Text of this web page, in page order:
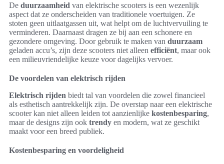
De duurzaamheid van elektrische scooters is een wezenlijk
aspect dat ze onderscheiden van traditionele voertuigen. Ze
stoten geen uitlaatgassen uit, wat helpt om de luchtvervuiling te
verminderen. Daarnaast dragen ze bij aan een schonere en
gezondere omgeving. Door gebruik te maken van duurzaam
geladen accu’s, zijn deze scooters niet alleen efficiënt, maar ook
een milieuvriendelijke keuze voor dagelijks vervoer.
De voordelen van elektrisch rijden
Elektrisch rijden biedt tal van voordelen die zowel financieel
als esthetisch aantrekkelijk zijn. De overstap naar een elektrische
scooter kan niet alleen leiden tot aanzienlijke kostenbesparing,
maar de designs zijn ook trendy en modern, wat ze geschikt
maakt voor een breed publiek.
Kostenbesparing en voordeligheid